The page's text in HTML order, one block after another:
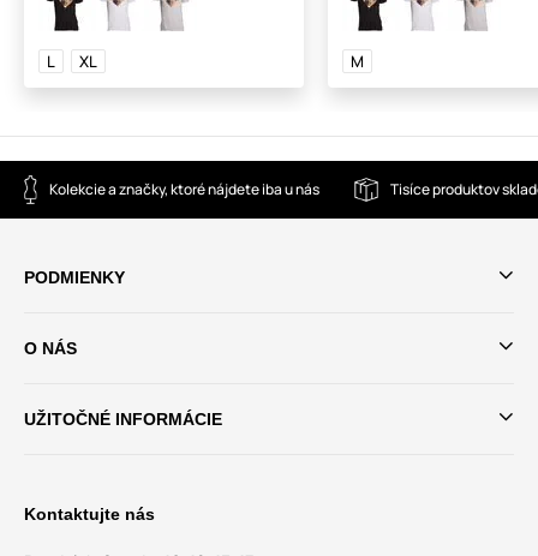
L XL M
Kolekcie a značky, ktoré nájdete iba u nás Tisíce produktov
PODMIENKY
O NÁS
UŽITOČNÉ INFORMÁCIE
Kontaktujte nás